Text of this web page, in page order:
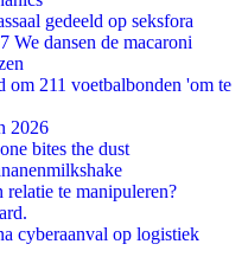
gedeeld op seksfora
We dansen de macaroni
om 211 voetbalbonden 'om te
2026
bites the dust
relatie te manipuleren?
cyberaanval op logistiek